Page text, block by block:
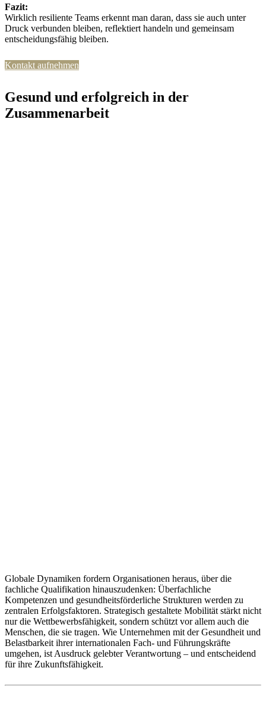
Fazit:
Wirklich resiliente Teams erkennt man daran, dass sie auch unter
Druck verbunden bleiben, reflektiert handeln und gemeinsam
entscheidungsfähig bleiben.
Kontakt aufnehmen
Gesund und erfolgreich in der
Zusammenarbeit
Globale Dynamiken fordern Organisationen heraus, über die
fachliche Qualifikation hinauszudenken: Überfachliche
Kompetenzen und gesundheitsförderliche Strukturen werden zu
zentralen Erfolgsfaktoren. Strategisch gestaltete Mobilität stärkt nicht
nur die Wettbewerbsfähigkeit, sondern schützt vor allem auch die
Menschen, die sie tragen. Wie Unternehmen mit der Gesundheit und
Belastbarkeit ihrer internationalen Fach- und Führungskräfte
umgehen, ist Ausdruck gelebter Verantwortung – und entscheidend
für ihre Zukunftsfähigkeit.